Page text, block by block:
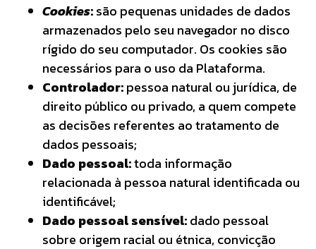
Cookies:são pequenas unidades de dados
armazenados pelo seu navegador no disco
rígido do seu computador. Os cookies são
necessários para o uso da Plataforma.
Controlador:pessoa natural ou jurídica, de
direito público ou privado, a quem compete
as decisões referentes ao tratamento de
dados pessoais;
Dado pessoal:toda informação
relacionada à pessoa natural identificada ou
identificável;
Dado pessoal sensível:dado pessoal
sobre origem racial ou étnica, convicção